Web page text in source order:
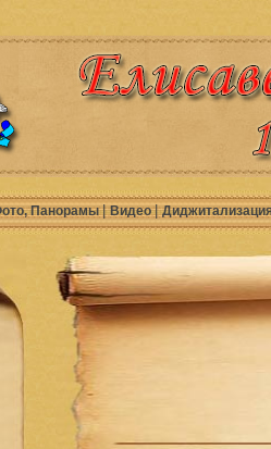
Панорамы|Видео|